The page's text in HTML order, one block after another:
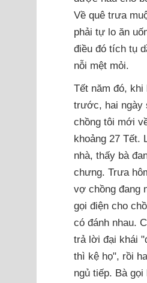
Về quê trưa
phải tự lo ăn
điều đó tích tụ
nỗi mệt mỏi.
Tết năm đó, khi
trước, hai ngày
chồng tôi mới
khoảng 27 Tết.
nhà, thấy bà
chưng. Trưa
vợ chồng đang
gọi điện cho
có đánh nhau.
trả lời đại khái
thì kệ họ", rồi
ngủ tiếp. Bà